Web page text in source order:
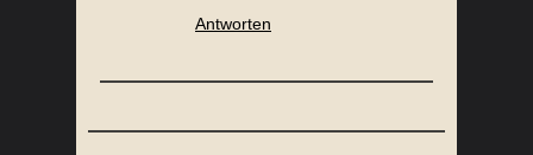
Antworten